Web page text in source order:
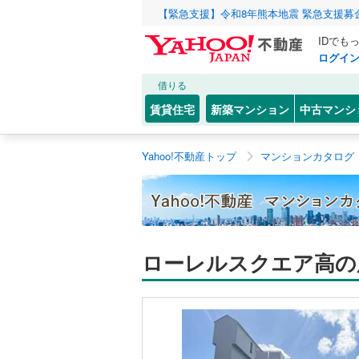
【緊急支援】令和8年熊本地震 緊急支援
IDでも
ログイン
借りる
賃貸住宅 新築マンション 中古マンシ
Yahoo!不動産トップ マンションカタログ
ローレルスクエア高